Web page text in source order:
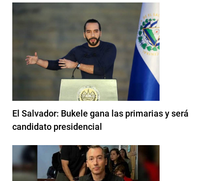
El Salvador: Bukele gana las primarias y será
candidato presidencial